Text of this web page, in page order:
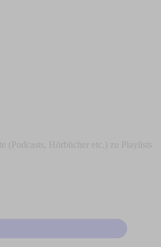
(Podcasts, Hörbücher etc.) zu Playlists